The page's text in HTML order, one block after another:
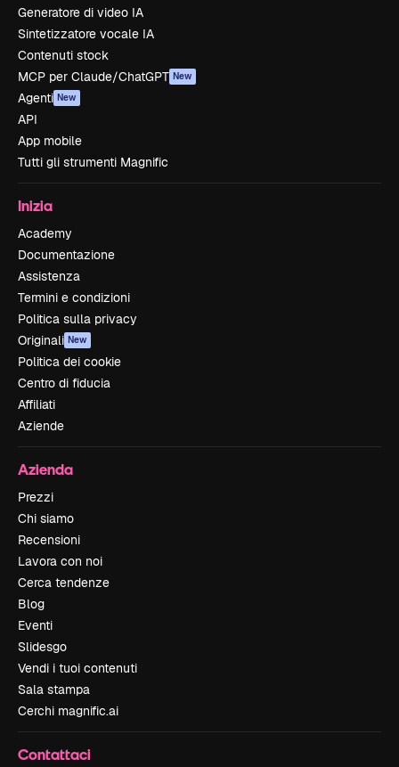
Generatore di video IA
Sintetizzatore vocale IA
Contenuti stock
MCP per Claude/ChatGPT New
Agenti New
API
App mobile
Tutti gli strumenti Magnific
Inizia
Academy
Documentazione
Assistenza
Termini e condizioni
Politica sulla privacy
Originali New
Politica dei cookie
Centro di fiducia
Affiliati
Aziende
Azienda
Prezzi
Chi siamo
Recensioni
Lavora con noi
Cerca tendenze
Blog
Eventi
Slidesgo
Vendi i tuoi contenuti
Sala stampa
Cerchi magnific.ai
Contattaci